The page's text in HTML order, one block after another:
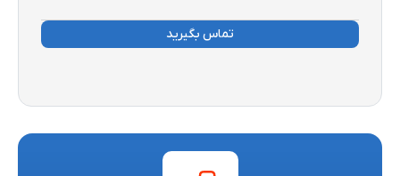
تماس بگیرید